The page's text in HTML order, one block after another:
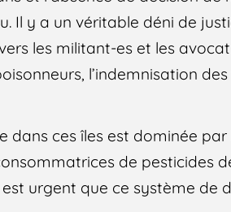
Il y a un véritable déni de
les militant-es et les
l’indemnisation
dans ces îles est dominée
de pesticides
urgent que ce système de